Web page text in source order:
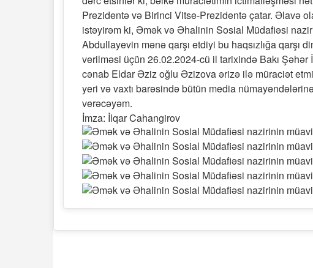
Prezidentə və Birinci Vitse-Prezidentə çatar. Əlavə
istəyirəm ki, Əmək və Əhalinin Sosial Müdafiəsi
Abdullayevin mənə qarşı etdiyi bu haqsızlığa qarşı
verilməsi üçün 26.02.2024-cü il tarixində Bakı Şəhər
cənab Eldar Əziz oğlu Əzizova ərizə ilə müraciət
yeri və vaxtı barəsində bütün media
verəcəyəm.
İmza: İlqar Cahangirov